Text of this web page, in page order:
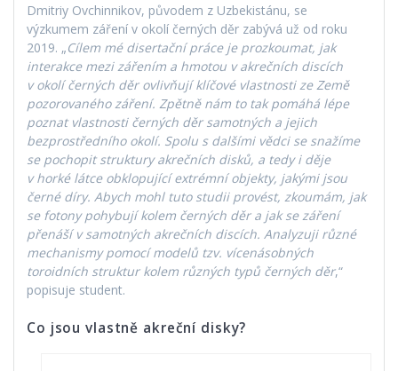
Dmitriy Ovchinnikov, původem z Uzbekistánu, se
výzkumem záření v okolí černých děr zabývá už od roku
2019. „Cílem mé disertační práce je prozkoumat, jak
interakce mezi zářením a hmotou v akrečních discích
v okolí černých děr ovlivňují klíčové vlastnosti ze Země
pozorovaného záření. Zpětně nám to tak pomáhá lépe
poznat vlastnosti černých děr samotných a jejich
bezprostředního okolí. Spolu s dalšími vědci se snažíme
se pochopit struktury akrečních disků, a tedy i děje
v horké látce obklopující extrémní objekty, jakými jsou
černé díry. Abych mohl tuto studii provést, zkoumám, jak
se fotony pohybují kolem černých děr a jak se záření
přenáší v samotných akrečních discích. Analyzuji různé
mechanismy pomocí modelů tzv. vícenásobných
toroidních struktur kolem různých typů černých děr,“
popisuje student.
Co jsou vlastně akreční disky?